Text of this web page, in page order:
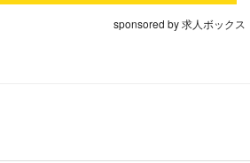
sponsored by 求人ボックス